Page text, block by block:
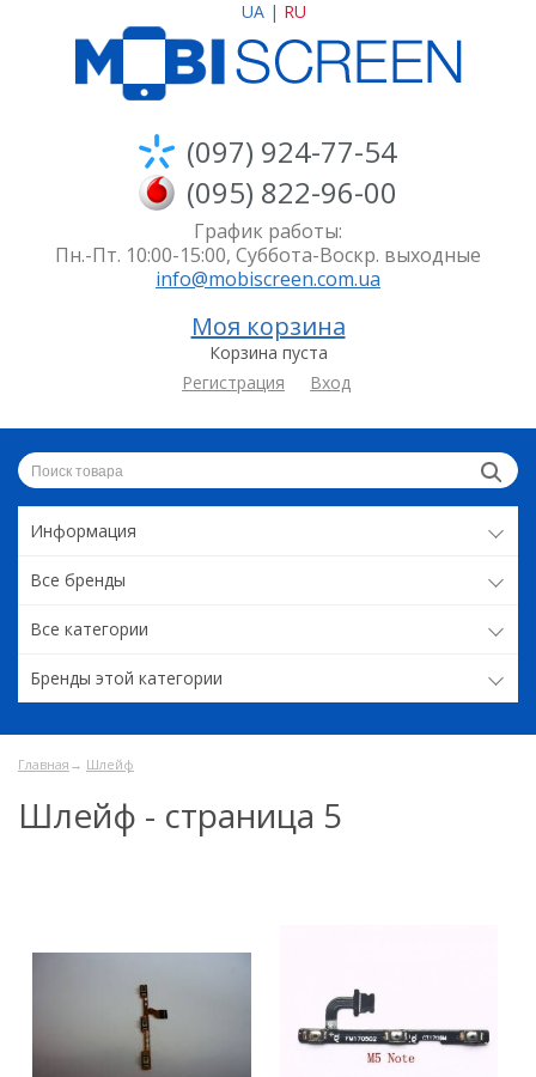
UA | RU
(097) 924-77-54
(095) 822-96-00
График работы:
Пн.-Пт. 10:00-15:00, Суббота-Воскр. выходные
info@mobiscreen.com.ua
Моя корзина
Корзина пуста
Регистрация
Вход
Информация
Все бренды
Все категории
Бренды этой категории
Главная → Шлейф
Шлейф - страница 5